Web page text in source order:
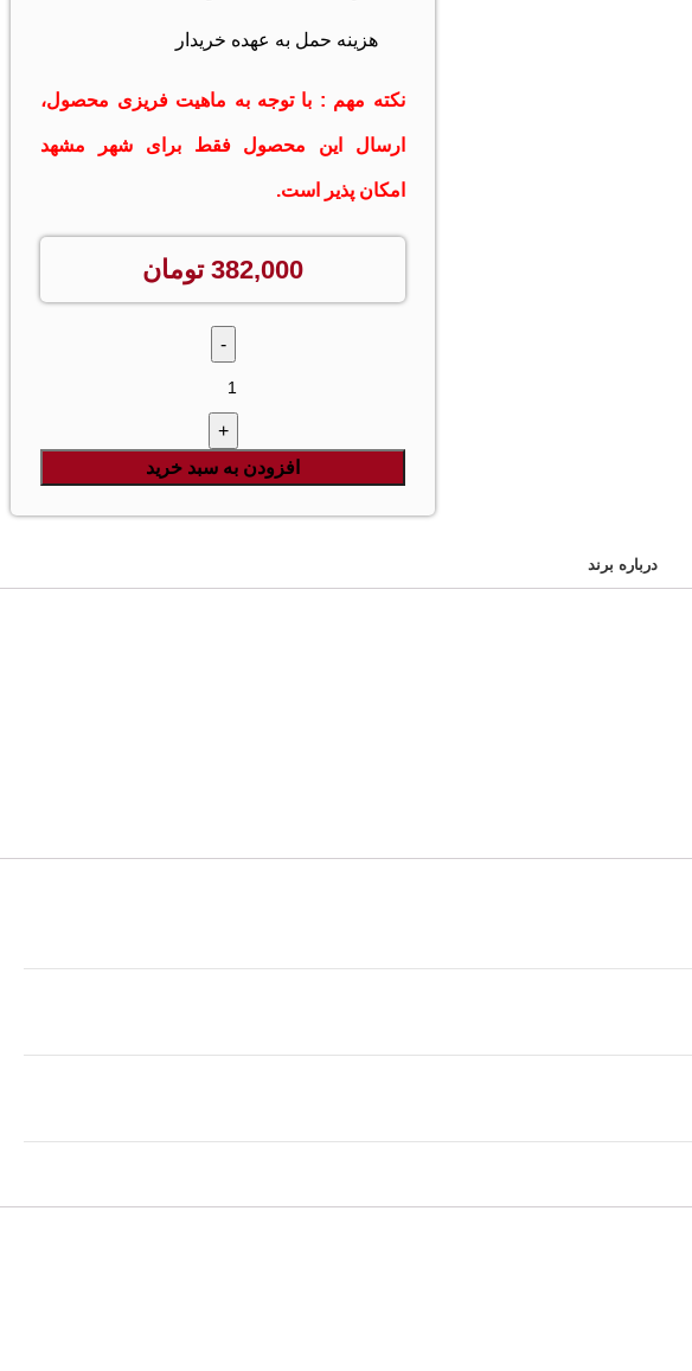
هزینه حمل به عهده خریدار
نکته مهم : با توجه به ماهیت فریزی محصول،
ارسال این محصول فقط برای شهر مشهد
امکان پذیر است.
382,000 تومان
افزودن به سبد خرید
درباره برند